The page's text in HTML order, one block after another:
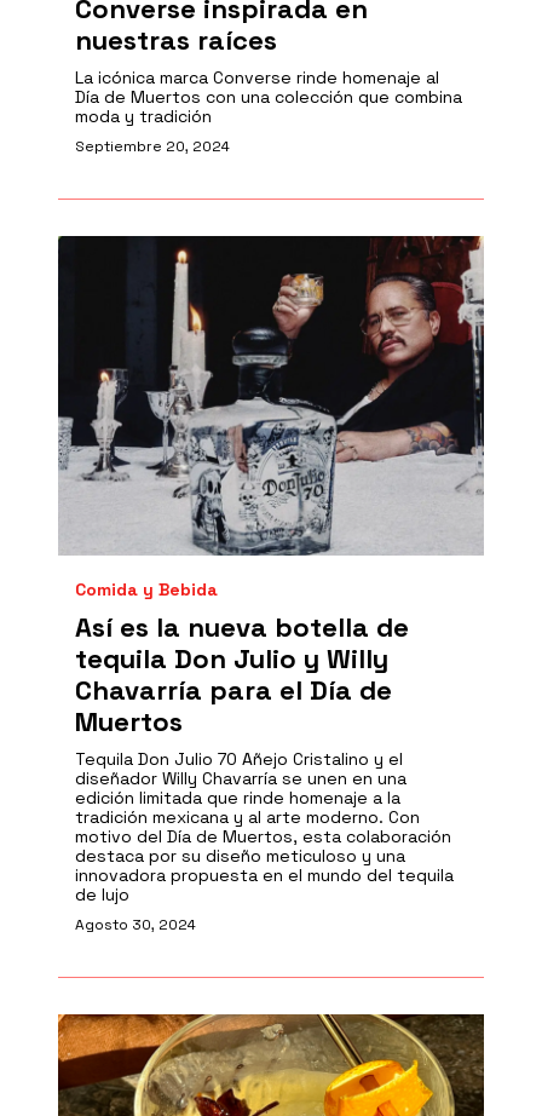
Converse inspirada en
nuestras raíces
La icónica marca Converse rinde homenaje al
Día de Muertos con una colección que combina
moda y tradición
Septiembre 20, 2024
Comida y Bebida
Así es la nueva botella de
tequila Don Julio y Willy
Chavarría para el Día de
Muertos
Tequila Don Julio 70 Añejo Cristalino y el
diseñador Willy Chavarría se unen en una
edición limitada que rinde homenaje a la
tradición mexicana y al arte moderno. Con
motivo del Día de Muertos, esta colaboración
destaca por su diseño meticuloso y una
innovadora propuesta en el mundo del tequila
de lujo
Agosto 30, 2024